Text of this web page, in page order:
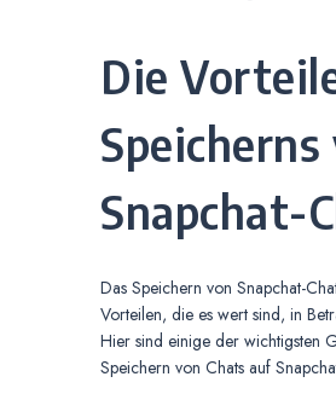
Die
Speicherns
Snapchat-
Das Speichern von Snapchat-
Vorteilen, die es wert sind, in
Hier sind einige der wichtigsten
Speichern von Chats auf